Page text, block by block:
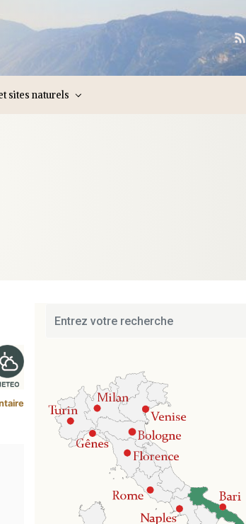
sites naturels